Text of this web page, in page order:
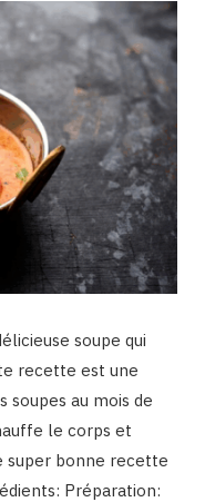
soupe qui
recette est une
soupes au mois de
le corps et
super bonne recette
Préparation: